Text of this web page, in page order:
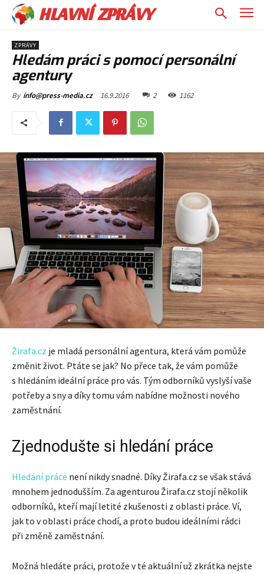
HLAVNÍ ZPRÁVY
ZPRÁVY
Hledám práci s pomocí personální
agentury
By info@press-media.cz 16.9.2016 2 1162
Žirafa.cz je mladá personální agentura, která vám pomůže
změnit život. Ptáte se jak? No přece tak, že vám pomůže
s hledáním ideální práce pro vás. Tým odborníků vyslyší vaše
potřeby a sny a díky tomu vám nabídne možnosti nového
zaměstnání.
Zjednodušte si hledání práce
Hledání práce není nikdy snadné. Díky Žirafa.cz se však stává
mnohem jednodušším. Za agenturou Žirafa.cz stojí několik
odborníků, kteří mají letité zkušenosti z oblasti práce. Ví,
jak to v oblasti práce chodí, a proto budou ideálními rádci
při změně zaměstnání.
Možná hledáte práci, protože v té aktuální už zkrátka nejste